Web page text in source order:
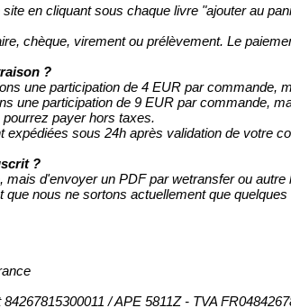
en cliquant sous chaque livre "ajouter au
chèque, virement ou prélèvement. Le
?
une participation de 4 EUR par
une participation de 9 EUR par commande,
payer hors taxes.
sous 24h après validation de votre
?
d'envoyer un PDF par wetransfer ou
que nous ne sortons actuellement que
/ APE 5811Z - TVA